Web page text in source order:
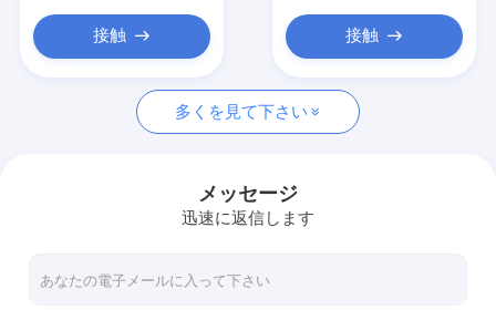
ニュース
引用を要求しなさい
CTPの印刷用原版作成機械
サーマルCTP装置
接触 接触
多くを見て下さい
メッセージ
迅速に返信します